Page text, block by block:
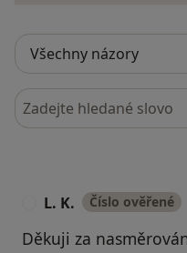
Hledejte v názorech
L. K. Číslo ověřené
Děkuji za